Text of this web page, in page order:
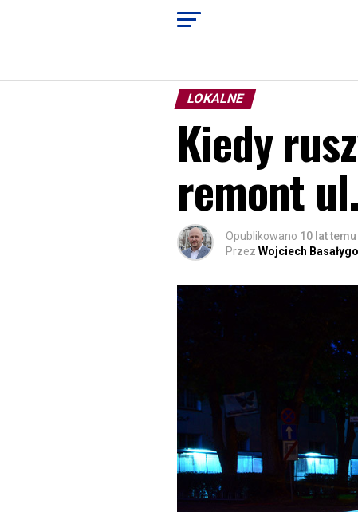
LOKALNE
Kiedy
remont
Opublikowano 10 lat temu
Przez Wojciech Basałygo